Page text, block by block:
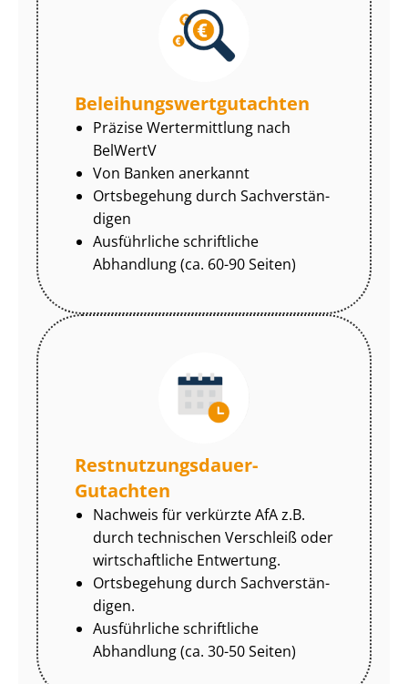
Be­lei­hungs­wert­gut­ach­ten
Präzise Wertermittlung nach
BelWertV
Von Banken anerkannt
Ortsbegehung durch Sach­ver­stän­
di­gen
Ausführliche schriftliche
Abhandlung (ca. 60-90 Seiten)
Rest­nut­zungs­dau­er-
Gutachten
Nachweis für verkürzte AfA z.B.
durch technischen Verschleiß oder
wirtschaftliche Entwertung.
Ortsbegehung durch Sach­ver­stän­
di­gen.
Ausführliche schriftliche
Abhandlung (ca. 30-50 Seiten)